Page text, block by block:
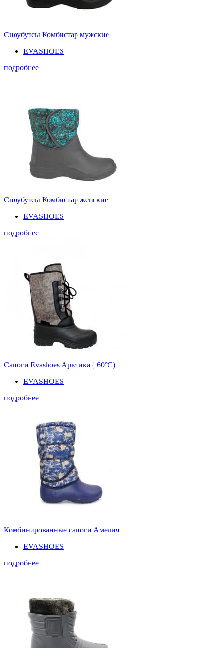
Сноубутсы Комбистар мужские
EVASHOES
подробнее
Сноубутсы Комбистар женские
EVASHOES
подробнее
Сапоги Evashoes Арктика (-60°С)
EVASHOES
подробнее
Комбинированные сапоги Амелия
EVASHOES
подробнее